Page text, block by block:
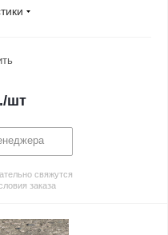
/шт
свяжутся
заказа